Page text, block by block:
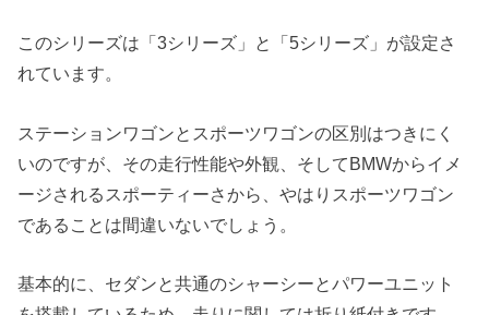
このシリーズは「3シリーズ」と「5シリーズ」が設定さ
れています。
ステーションワゴンとスポーツワゴンの区別はつきにく
いのですが、その走行性能や外観、そしてBMWからイメ
ージされるスポーティーさから、やはりスポーツワゴン
であることは間違いないでしょう。
基本的に、セダンと共通のシャーシーとパワーユニット